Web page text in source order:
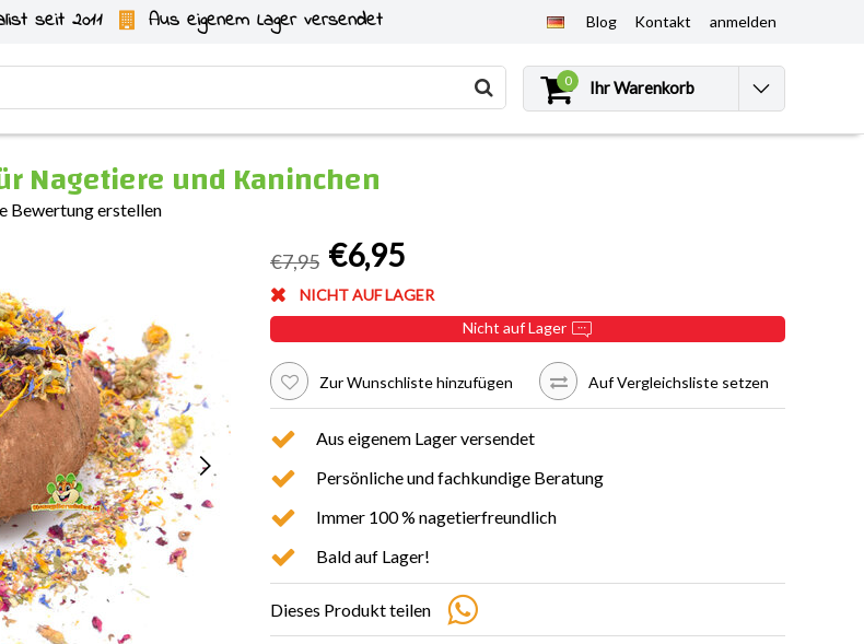
seit 2011 Aus eigenem Lager versendet Blog Kontakt anmelden
0 Ihr Warenkorb
Nagetiere und Kaninchen
Bewertung erstellen
€7,95 €6,95
NICHT AUF LAGER
Nicht auf Lager
Zur Wunschliste hinzufügen Auf Vergleichsliste setzen
Aus eigenem Lager versendet
Persönliche und fachkundige Beratung
Immer 100 % nagetierfreundlich
Bald auf Lager!
Dieses Produkt teilen